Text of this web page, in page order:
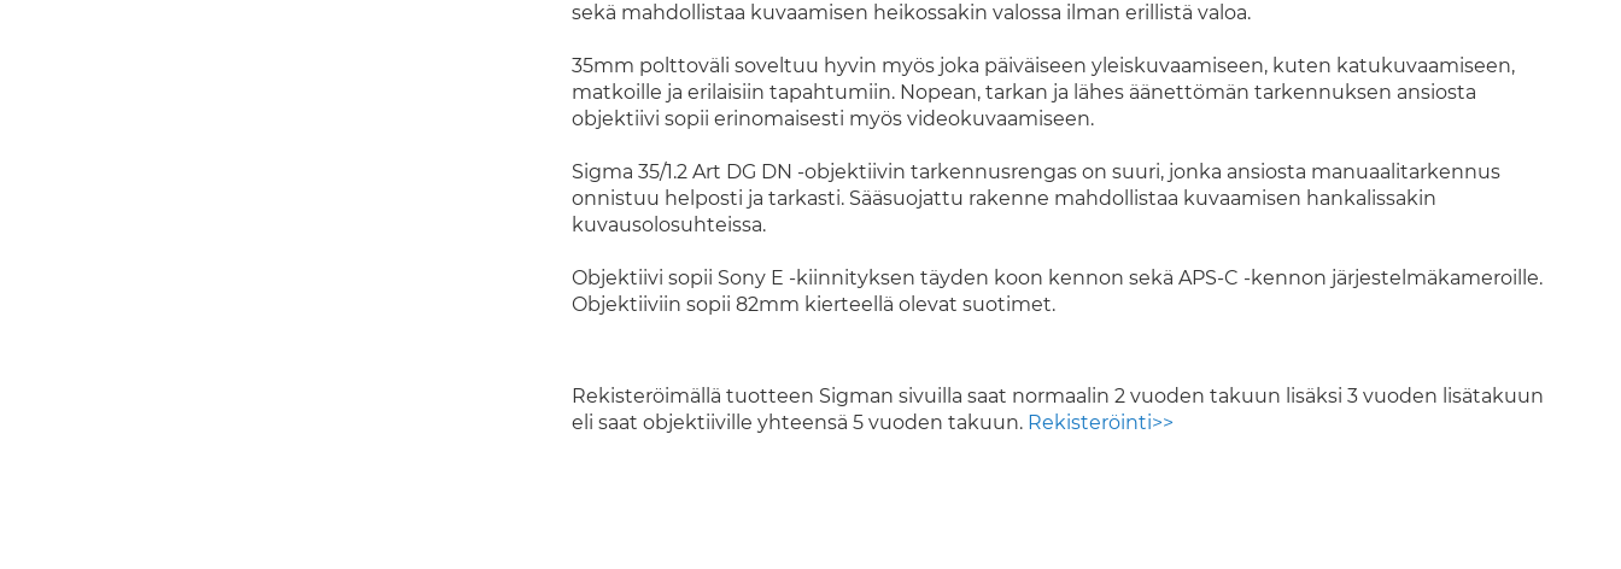
sekä mahdollistaa kuvaamisen heikossakin valossa ilman erillistä valoa.
35mm polttoväli soveltuu hyvin myös joka päiväiseen yleiskuvaamiseen, kuten katukuvaamiseen,
matkoille ja erilaisiin tapahtumiin. Nopean, tarkan ja lähes äänettömän tarkennuksen ansiosta
objektiivi sopii erinomaisesti myös videokuvaamiseen.
Sigma 35/1.2 Art DG DN -objektiivin tarkennusrengas on suuri, jonka ansiosta manuaalitarkennus
onnistuu helposti ja tarkasti. Sääsuojattu rakenne mahdollistaa kuvaamisen hankalissakin
kuvausolosuhteissa.
Objektiivi sopii Sony E -kiinnityksen täyden koon kennon sekä APS-C -kennon järjestelmäkameroille.
Objektiiviin sopii 82mm kierteellä olevat suotimet.
Rekisteröimällä tuotteen Sigman sivuilla saat normaalin 2 vuoden takuun lisäksi 3 vuoden lisätakuun
eli saat objektiiville yhteensä 5 vuoden takuun. Rekisteröinti>>